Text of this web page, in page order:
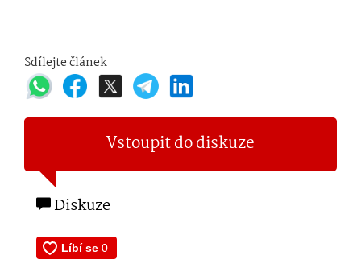
Sdílejte článek
Vstoupit do diskuze
Diskuze